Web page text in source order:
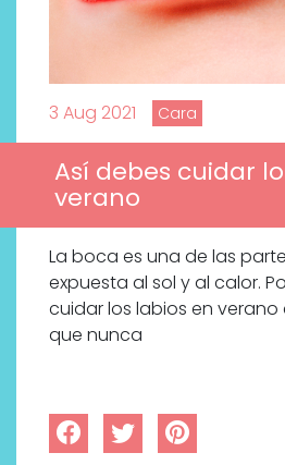
3 Aug 2021 Cara
Así debes cuidar
verano
La boca es una de las
expuesta al sol y al calor.
cuidar los labios en
que nunca